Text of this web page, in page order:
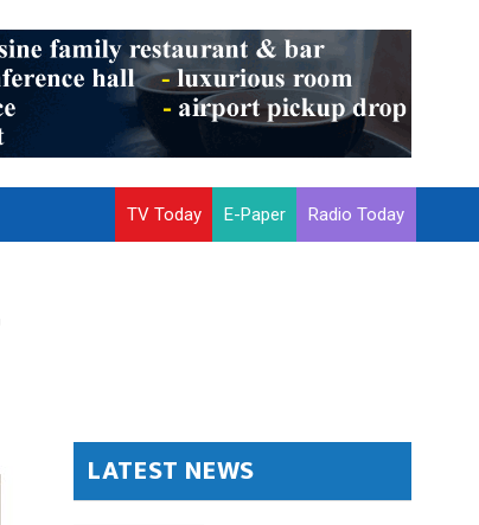
TV Today E-Paper Radio Today
LATEST NEWS